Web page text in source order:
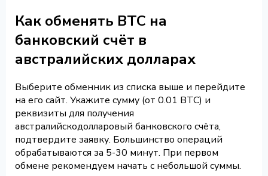
Как обменять BTC на
банковский счёт в
австралийских долларах
Выберите обменник из списка выше и перейдите
на его сайт. Укажите сумму (от 0.01 BTC) и
реквизиты для получения
австралийскодолларовый банковского счёта,
подтвердите заявку. Большинство операций
обрабатываются за 5-30 минут. При первом
обмене рекомендуем начать с небольшой суммы.